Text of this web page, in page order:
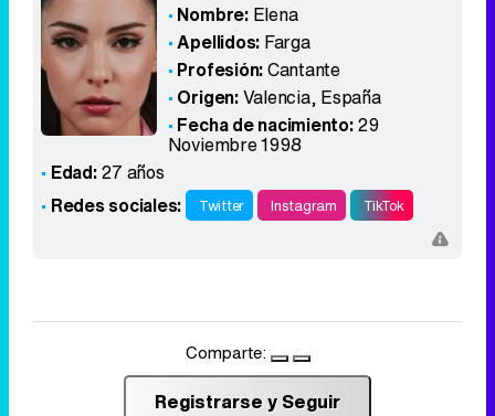
Nombre: Elena
Apellidos: Farga
Profesión:Cantante
Origen:Valencia, España
Fecha de nacimiento:29
Noviembre 1998
Edad:27 años
Redes sociales:
Twitter Instagram TikTok
Comparte:
Registrarse y Seguir